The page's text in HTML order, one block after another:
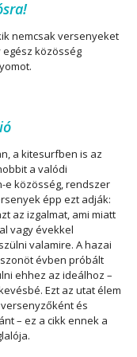
nemcsak versenyeket
közösség
a kitesurfben is az
a valódi
e közösség, rendszer
épp ezt adják:
az izgalmat, ami miatt
vagy évekkel
valamire. A hazai
évben próbált
ehhez az ideálhoz –
Ezt az utat élem
és
– ez a cikk ennek a